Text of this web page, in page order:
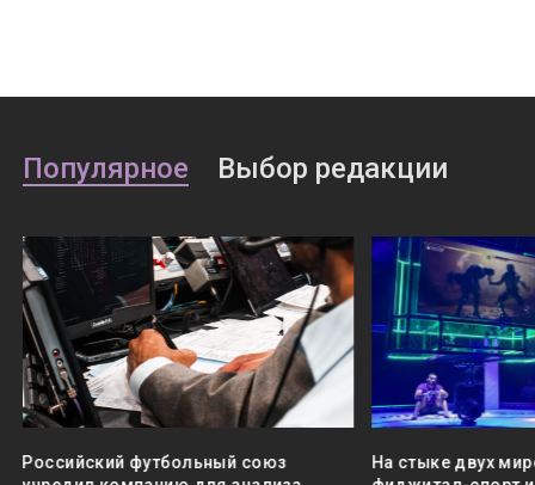
Популярное Выбор редакции
Российский футбольный союз
На стыке двух